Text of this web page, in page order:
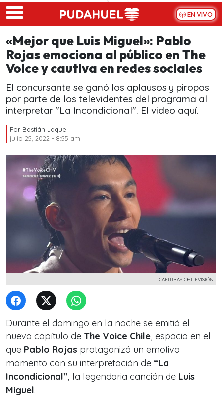
Skip to main content
EN VIVO
«Mejor que Luis Miguel»: Pablo
Rojas emociona al público en The
Voice y cautiva en redes sociales
El concursante se ganó los aplausos y piropos
por parte de los televidentes del programa al
interpretar "La Incondicional". El video aquí.
Por Bastián Jaque
julio 25, 2022 - 8:55 am
CAPTURAS CHILEVISIÓN
Durante el domingo en la noche se emitió el
nuevo capítulo de The Voice Chile, espacio en el
que Pablo Rojas protagonizó un emotivo
momento con su interpretación de “La
Incondicional”, la legendaria canción de Luis
Miguel.